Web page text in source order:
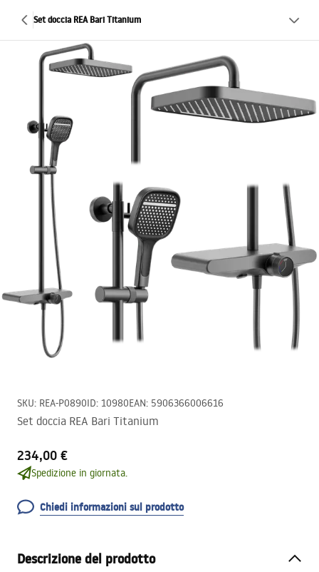
Set doccia REA Bari Titanium
SKU: REA-P0890ID: 10980EAN: 5906366006616
Set doccia REA Bari Titanium
234,00 €
Spedizione in giornata.
Chiedi informazioni sul prodotto
Descrizione del prodotto